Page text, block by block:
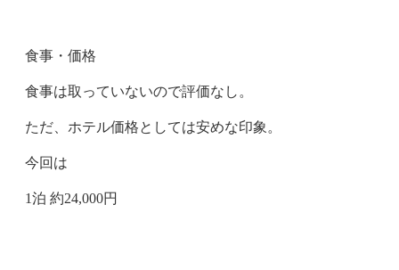
食事・価格
食事は取っていないので評価なし。
ただ、ホテル価格としては安めな印象。
今回は
1泊 約24,000円